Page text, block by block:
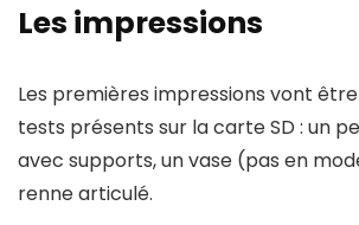
Les impressions
Les premières impressions vont
tests présents sur la carte SD : un
avec supports, un vase (pas en
renne articulé.